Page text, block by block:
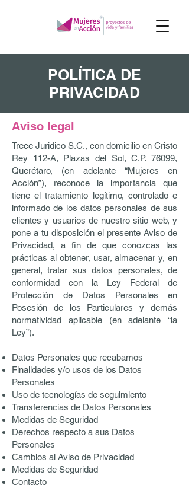
POLÍTICA DE
PRIVACIDAD
Aviso legal
Trece Juridico S.C., con domicilio en Cristo
Rey 112-A, Plazas del Sol, C.P. 76099,
Querétaro, (en adelante “Mujeres en
Acción”), reconoce la importancia que
tiene el tratamiento legítimo, controlado e
informado de los datos personales de sus
clientes y usuarios de nuestro sitio web, y
pone a tu disposición el presente Aviso de
Privacidad, a fin de que conozcas las
prácticas al obtener, usar, almacenar y, en
general, tratar sus datos personales, de
conformidad con la Ley Federal de
Protección de Datos Personales en
Posesión de los Particulares y demás
normatividad aplicable (en adelante “la
Ley”).
Datos Personales que recabamos
Finalidades y/o usos de los Datos
Personales
Uso de tecnologías de seguimiento
Transferencias de Datos Personales
Medidas de Seguridad
Derechos respecto a sus Datos
Personales
Cambios al Aviso de Privacidad
Medidas de Seguridad
Contacto